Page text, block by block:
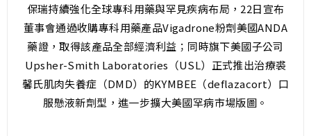
保瑞持續強化全球專科用藥與罕見疾病布局，22日宣布
董事會通過收購專科用藥產品Vigadrone粉劑美國ANDA
藥證，取得該產品全部經濟利益；同時旗下美國子公司
Upsher-Smith Laboratories（USL）正式推出治療裘
馨氏肌肉失養症（DMD）的KYMBEE（deflazacort）口
服懸液新劑型，進一步擴大美國罕病市場版圖。